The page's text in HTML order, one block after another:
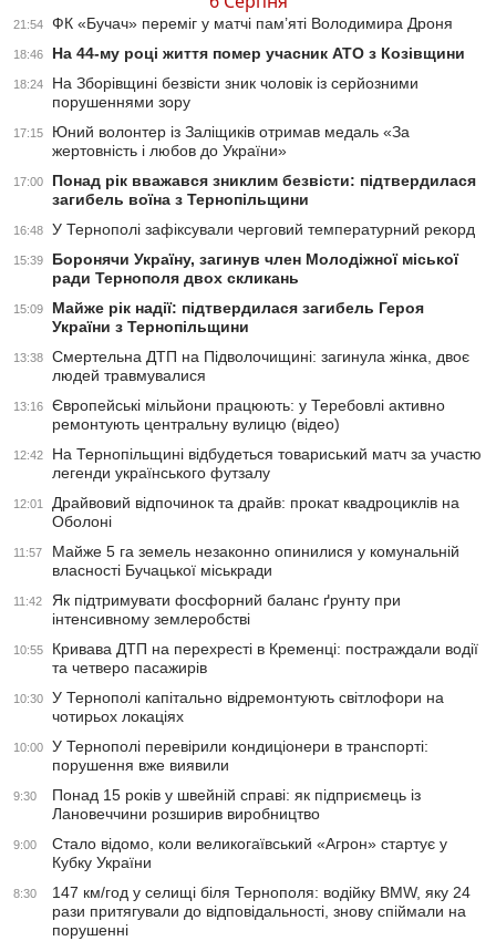
21:54 ФК «Бучач» переміг у матчі пам’яті Володимира Дроня
18:46 На 44-му році життя помер учасник АТО з Козівщини
18:24
На Зборівщині безвісти зник чоловік із серйозними
порушеннями зору
17:15
Юний волонтер із Заліщиків отримав медаль «За
жертовність і любов до України»
17:00
Понад рік вважався зниклим безвісти: підтвердилася
загибель воїна з Тернопільщини
16:48 У Тернополі зафіксували черговий температурний рекорд
15:39
Боронячи Україну, загинув член Молодіжної міської
ради Тернополя двох скликань
15:09
Майже рік надії: підтвердилася загибель Героя
України з Тернопільщини
13:38
Смертельна ДТП на Підволочищині: загинула жінка, двоє
людей травмувалися
13:16
Європейські мільйони працюють: у Теребовлі активно
ремонтують центральну вулицю (відео)
12:42
На Тернопільщині відбудеться товариський матч за участю
легенди українського футзалу
12:01
Драйвовий відпочинок та драйв: прокат квадроциклів на
Оболоні
11:57
Майже 5 га земель незаконно опинилися у комунальній
власності Бучацької міськради
11:42
Як підтримувати фосфорний баланс ґрунту при
інтенсивному землеробстві
10:55
Кривава ДТП на перехресті в Кременці: постраждали водії
та четверо пасажирів
10:30
У Тернополі капітально відремонтують світлофори на
чотирьох локаціях
10:00
У Тернополі перевірили кондиціонери в транспорті:
порушення вже виявили
9:30
Понад 15 років у швейній справі: як підприємець із
Лановеччини розширив виробництво
9:00
Стало відомо, коли великогаївський «Агрон» стартує у
Кубку України
8:30
147 км/год у селищі біля Тернополя: водійку BMW, яку 24
рази притягували до відповідальності, знову спіймали на
порушенні